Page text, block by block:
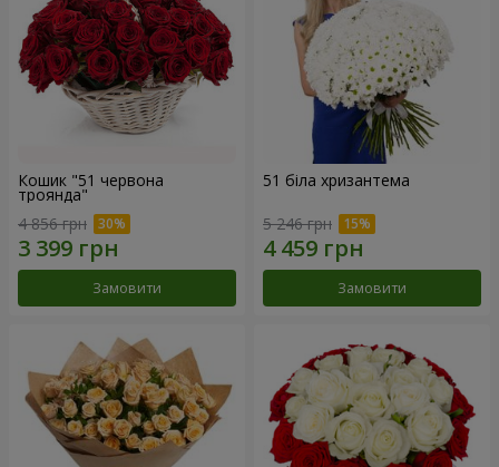
Кошик "51 червона
троянда"
4 856 грн
Замовити
51 біла хризантема
5 246 грн
Замовити